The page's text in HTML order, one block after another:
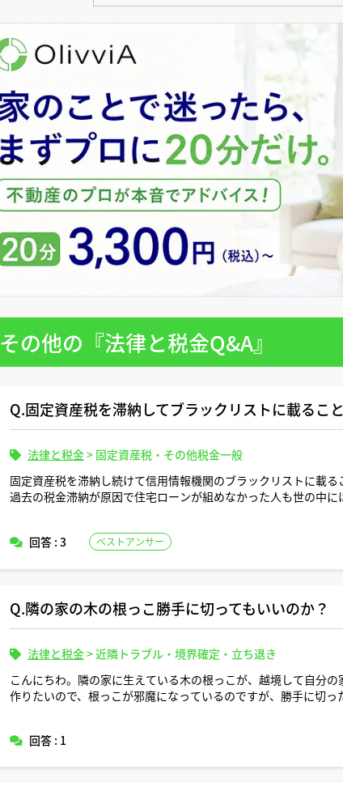
その他の『法律と税金Q&A』
Q.固定資産税を滞納してブラックリストに載るこ
法律と税金> 固定資産税・その他税金一般
固定資産税を滞納し続けて信用情報機関のブラックリストに載る
過去の税金滞納が原因で住宅ローンが組めなかった人も世の中に
回答 : 3 ベストアンサー
Q.隣の家の木の根っこ勝手に切ってもいいのか？
法律と税金>近隣トラブル・境界確定・立ち退き
こんにちわ。隣の家に生えている木の根っこが、越境して自分
作りたいので、根っこが邪魔になっているのですが、勝手に切
回答 : 1